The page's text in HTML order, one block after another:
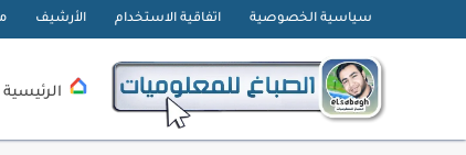
سياسية الخصوصية اتفاقية الاستخدام الأرشيف
الرئيسية